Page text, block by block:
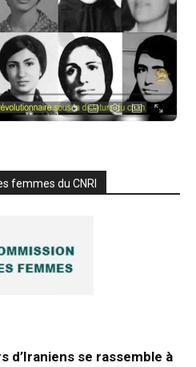
femmes du CNRI
d’Iraniens se rassemble à